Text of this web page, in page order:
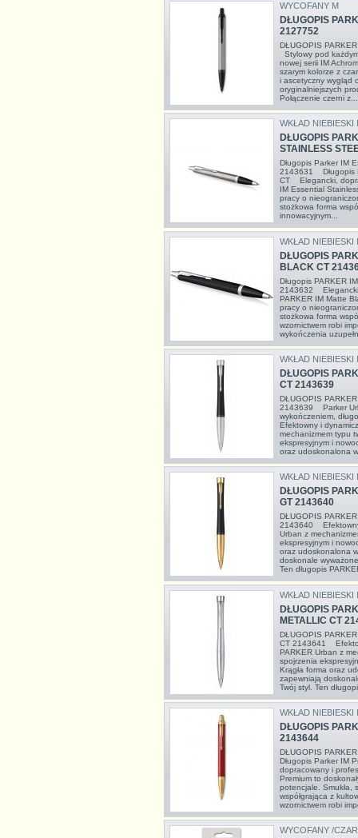
WYCOFANY M
DŁUGOPIS
2127752
DŁUGOPIS
Stylowy pod
nowej serii IM
szarym kolorze z
i ascetyczny wygląd
oryginalniejszych
Połączenie czerni z...
WKŁAD NIEBIESKI
DŁUGOPIS
STAINLESS
Długopis Parker IM
2143631 Długopis
CT Elegancki,
IM Essential
pracy o
stożkowa forma
innowacyjnym...
WKŁAD NIEBIESKI
DŁUGOPIS
BLACK CT
Długopis PARKER
2143632
PARKER IM Matte
pracy o
stożkowa forma
wzornictwem robi
wykończenia
WKŁAD NIEBIESKI
DŁUGOPIS
CT 2143639
DŁUGOPIS
2143639 Parker
wykończeniem,
Efektowny i
mechanizmem typu
ekspresyjnym i
oraz udoskonalona
WKŁAD NIEBIESKI
DŁUGOPIS
GT 2143640
DŁUGOPIS
2143640 Efektowny
Urban z
ekspresyjnym i
oraz udoskonalona
doskonale
Ten długopis
WKŁAD NIEBIESKI
DŁUGOPIS
METALLIC CT
DŁUGOPIS
CT 2143641
PARKER Urban z
spojrzenia
Krągła forma oraz
zapewniają
Twój styl. Ten
WKŁAD NIEBIESKI
DŁUGOPIS
2143644
DŁUGOPIS
Długopis Parker IM
dopracowany i
Premium to
potencjale. Smukła,
współgrająca z
wzornictwem robi
WYCOFANY /